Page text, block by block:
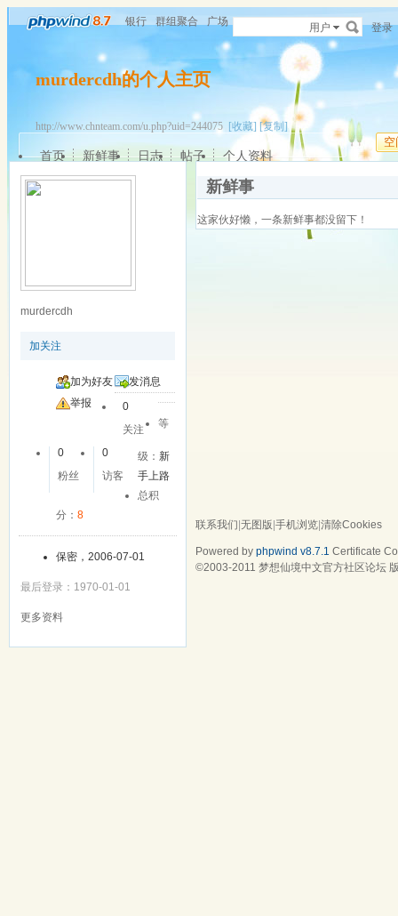
银行 群组聚合 广场 用户 登录
murdercdh的个人主页
http://www.chnteam.com/u.php?uid=244075 [收藏] [复制]
空
首页 新鲜事 日志 帖子 个人资料
murdercdh
加关注
加为好友
发消息
举报
0
关注
0
粉丝
0
访客
等
级：新
手上路
总积
分： 8
保密，2006-07-01
最后登录：1970-01-01
更多资料
新鲜事
这家伙好懒，一条新鲜事都没留下！
联系我们 无图版 手机浏览 清除Cookies
Powered by phpwind v8.7.1 Certificate
©2003-2011 梦想仙境中文官方社区论坛